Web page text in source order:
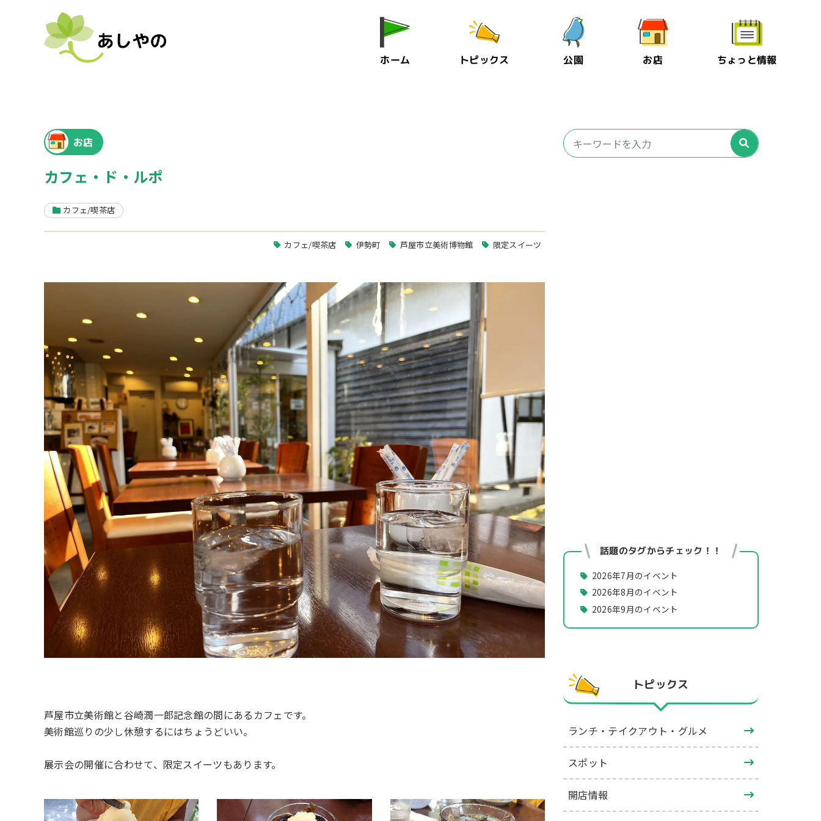
ホーム トピックス 公園 お店 ちょっと情報
お店
カフェ・ド・ルポ
カフェ/喫茶店
カフェ/喫茶店 伊勢町 芦屋市立美術博物館 限定スイーツ
芦屋市立美術館と谷崎潤一郎記念館の間にあるカフェです。
美術館巡りの少し休憩するにはちょうどいい。
展示会の開催に合わせて、限定スイーツもあります。
話題のタグからチェック！！
2026年7月のイベント
2026年8月のイベント
2026年9月のイベント
トピックス
ランチ・テイクアウト・グルメ
スポット
開店情報